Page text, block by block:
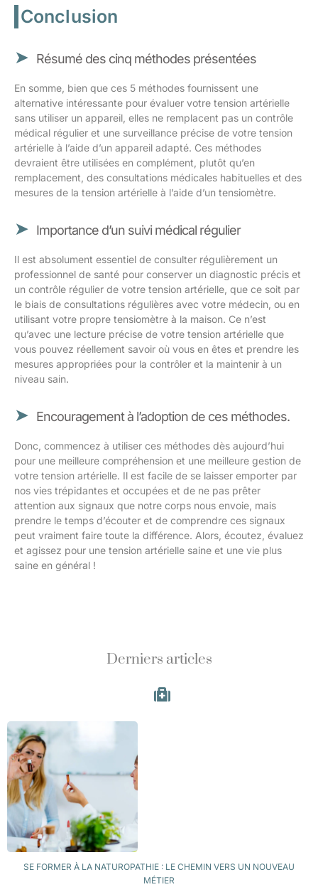
Conclusion
Résumé des cinq méthodes présentées
En somme, bien que ces 5 méthodes fournissent une
alternative intéressante pour évaluer votre tension artérielle
sans utiliser un appareil, elles ne remplacent pas un contrôle
médical régulier et une surveillance précise de votre tension
artérielle à l’aide d’un appareil adapté. Ces méthodes
devraient être utilisées en complément, plutôt qu’en
remplacement, des consultations médicales habituelles et des
mesures de la tension artérielle à l’aide d’un tensiomètre.
Importance d’un suivi médical régulier
Il est absolument essentiel de consulter régulièrement un
professionnel de santé pour conserver un diagnostic précis et
un contrôle régulier de votre tension artérielle, que ce soit par
le biais de consultations régulières avec votre médecin, ou en
utilisant votre propre tensiomètre à la maison. Ce n’est
qu’avec une lecture précise de votre tension artérielle que
vous pouvez réellement savoir où vous en êtes et prendre les
mesures appropriées pour la contrôler et la maintenir à un
niveau sain.
Encouragement à l’adoption de ces méthodes.
Donc, commencez à utiliser ces méthodes dès aujourd’hui
pour une meilleure compréhension et une meilleure gestion de
votre tension artérielle. Il est facile de se laisser emporter par
nos vies trépidantes et occupées et de ne pas prêter
attention aux signaux que notre corps nous envoie, mais
prendre le temps d’écouter et de comprendre ces signaux
peut vraiment faire toute la différence. Alors, écoutez, évaluez
et agissez pour une tension artérielle saine et une vie plus
saine en général !
Derniers articles
SE FORMER À LA NATUROPATHIE : LE CHEMIN VERS UN NOUVEAU
MÉTIER